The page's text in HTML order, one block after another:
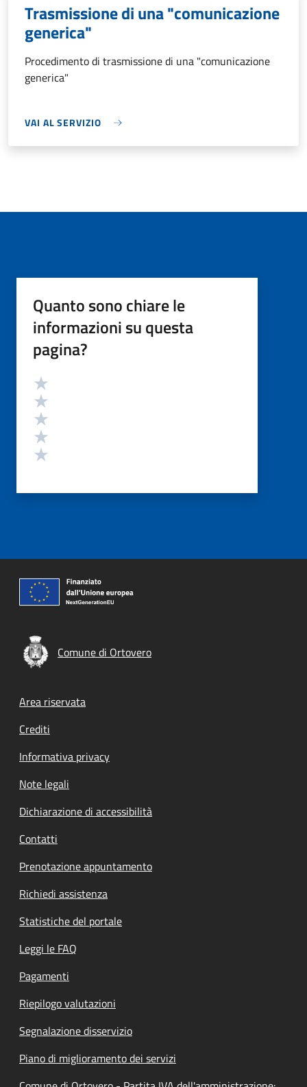
Trasmissione di una "comunicazione
generica"
Procedimento di trasmissione di una "comunicazione
generica"
VAI AL SERVIZIO
Quanto sono chiare le
informazioni su questa
pagina?
Valutazione
Comune di Ortovero
Footer menu
Area riservata
Crediti
Informativa privacy
Note legali
Dichiarazione di accessibilità
Contatti
Prenotazione appuntamento
Richiedi assistenza
Statistiche del portale
Leggi le FAQ
Pagamenti
Riepilogo valutazioni
Segnalazione disservizio
Piano di miglioramento dei servizi